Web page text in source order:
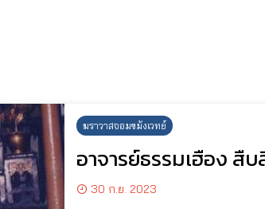
ฆราวาสจอมขมังเวทย์
อาจารย์ธรรมเฮือง สื
30 ก.ย. 2023